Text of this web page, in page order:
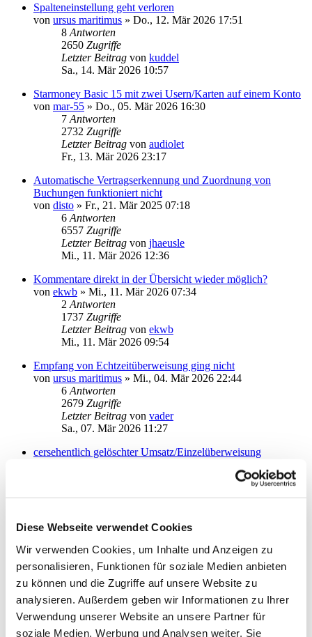
Diese Webseite verwendet Cookies
Wir verwenden Cookies, um Inhalte und Anzeigen zu
personalisieren, Funktionen für soziale Medien anbieten
zu können und die Zugriffe auf unsere Website zu
analysieren. Außerdem geben wir Informationen zu Ihrer
Verwendung unserer Website an unsere Partner für
soziale Medien, Werbung und Analysen weiter. Sie
Spalteneinstellung geht verloren
von ursus maritimus » Do., 12. Mär 2026 17:51
8 Antworten
2650 Zugriffe
Letzter Beitrag von kuddel
Sa., 14. Mär 2026 10:57
Starmoney Basic 15 mit zwei Usern/Karten auf einem Konto
von mar-55 » Do., 05. Mär 2026 16:30
7 Antworten
2732 Zugriffe
Letzter Beitrag von audiolet
Fr., 13. Mär 2026 23:17
Automatische Vertragserkennung und Zuordnung von
Buchungen funktioniert nicht
von disto » Fr., 21. Mär 2025 07:18
6 Antworten
6557 Zugriffe
Letzter Beitrag von jhaeusle
Mi., 11. Mär 2026 12:36
Kommentare direkt in der Übersicht wieder möglich?
von ekwb » Mi., 11. Mär 2026 07:34
2 Antworten
1737 Zugriffe
Letzter Beitrag von ekwb
Mi., 11. Mär 2026 09:54
Empfang von Echtzeitüberweisung ging nicht
von ursus maritimus » Mi., 04. Mär 2026 22:44
6 Antworten
2679 Zugriffe
Letzter Beitrag von vader
Sa., 07. Mär 2026 11:27
cersehentlich gelöschter Umsatz/Einzelüberweisung
Letzter Beitragvonhalbmond14
vonSusanne12»Do., 29. Jan 2026 12:30
2Antworten
Letzter BeitragvonKaterMikesch
Mo., 02. Mär 2026 13:11
Kontoabfrage